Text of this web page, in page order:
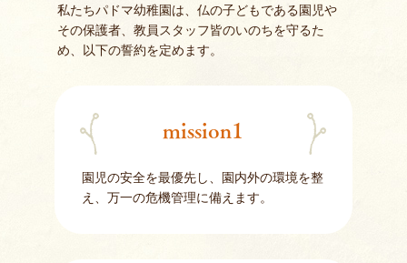
私たちパドマ幼稚園は、仏の子どもである園児や
その保護者、教員スタッフ皆のいのちを守るた
め、以下の誓約を定めます。
mission1
園児の安全を最優先し、園内外の環境を整
え、万一の危機管理に備えます。